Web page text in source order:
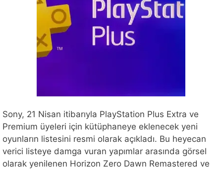
Sony, 21 Nisan itibarıyla PlayStation Plus Extra ve
Premium üyeleri için kütüphaneye eklenecek yeni
oyunların listesini resmi olarak açıkladı. Bu heyecan
verici listeye damga vuran yapımlar arasında görsel
olarak yenilenen Horizon Zero Dawn Remastered ve